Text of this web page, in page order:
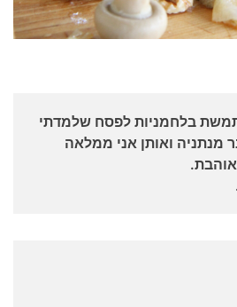
בלחמניות לפסח שלמדתי
מנתניה ואותן אני ממלאה
אוהבת.